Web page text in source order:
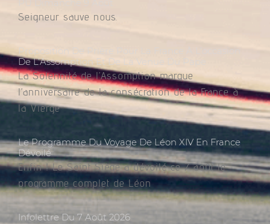
Seigneur sauve nous.
Proposition De Prière Pour La France À L’occasion
De L’Assomption Et De La Venue Du Pape
La Solennité de l’Assomption marque
l’anniversaire de la consécration de la France à
la Vierge
Le Programme Du Voyage De Léon XIV En France
Dévoilé
Enfin ! Le Saint Siège a dévoilé ce 7 août le
programme complet de Léon
Infolettre Du 7 Août 2026